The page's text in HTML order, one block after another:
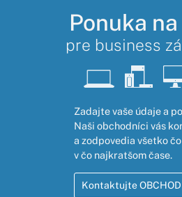
Ponuka
pre business
Zadajte vaše údaje a
Naši obchodníci vás
a zodpovedia všetko
v čo najkratšom čase.
Kontaktujte OBCHOD